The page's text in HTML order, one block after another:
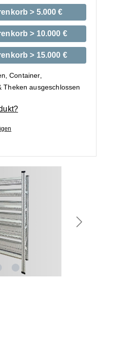
> 5.000 €
> 10.000 €
> 15.000 €
Container,
Theken ausgeschlossen